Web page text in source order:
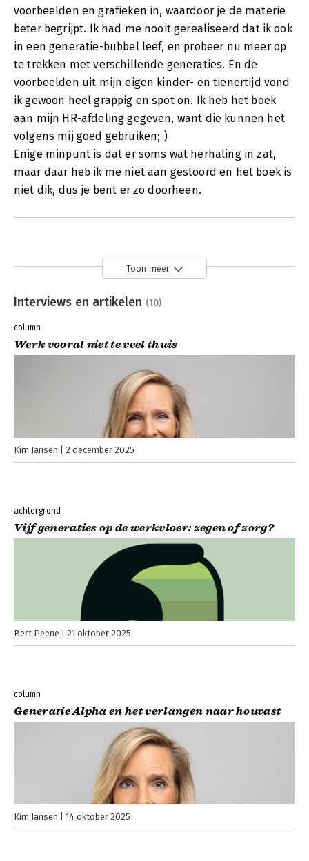
voorbeelden en grafieken in, waardoor je de materie
beter begrijpt. Ik had me nooit gerealiseerd dat ik ook
in een generatie-bubbel leef, en probeer nu meer op
te trekken met verschillende generaties. En de
voorbeelden uit mijn eigen kinder- en tienertijd vond
ik gewoon heel grappig en spot on. Ik heb het boek
aan mijn HR-afdeling gegeven, want die kunnen het
volgens mij goed gebruiken;-)
Enige minpunt is dat er soms wat herhaling in zat,
maar daar heb ik me niet aan gestoord en het boek is
niet dik, dus je bent er zo doorheen.
Toon meer
Interviews en artikelen (10)
column
Werk vooral niet te veel thuis
Kim Jansen 2 december 2025
achtergrond
Vijf generaties op de werkvloer: zegen of zorg?
Bert Peene 21 oktober 2025
column
Generatie Alpha en het verlangen naar houvast
Kim Jansen 14 oktober 2025